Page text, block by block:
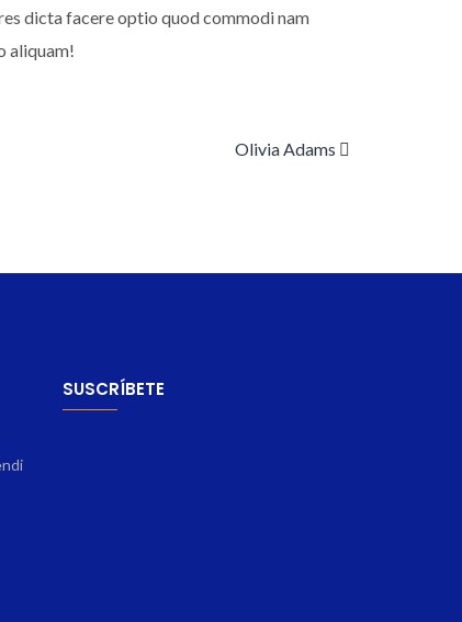
dicta facere optio quod commodi nam
aliquam!
Olivia Adams
SUSCRÍBETE